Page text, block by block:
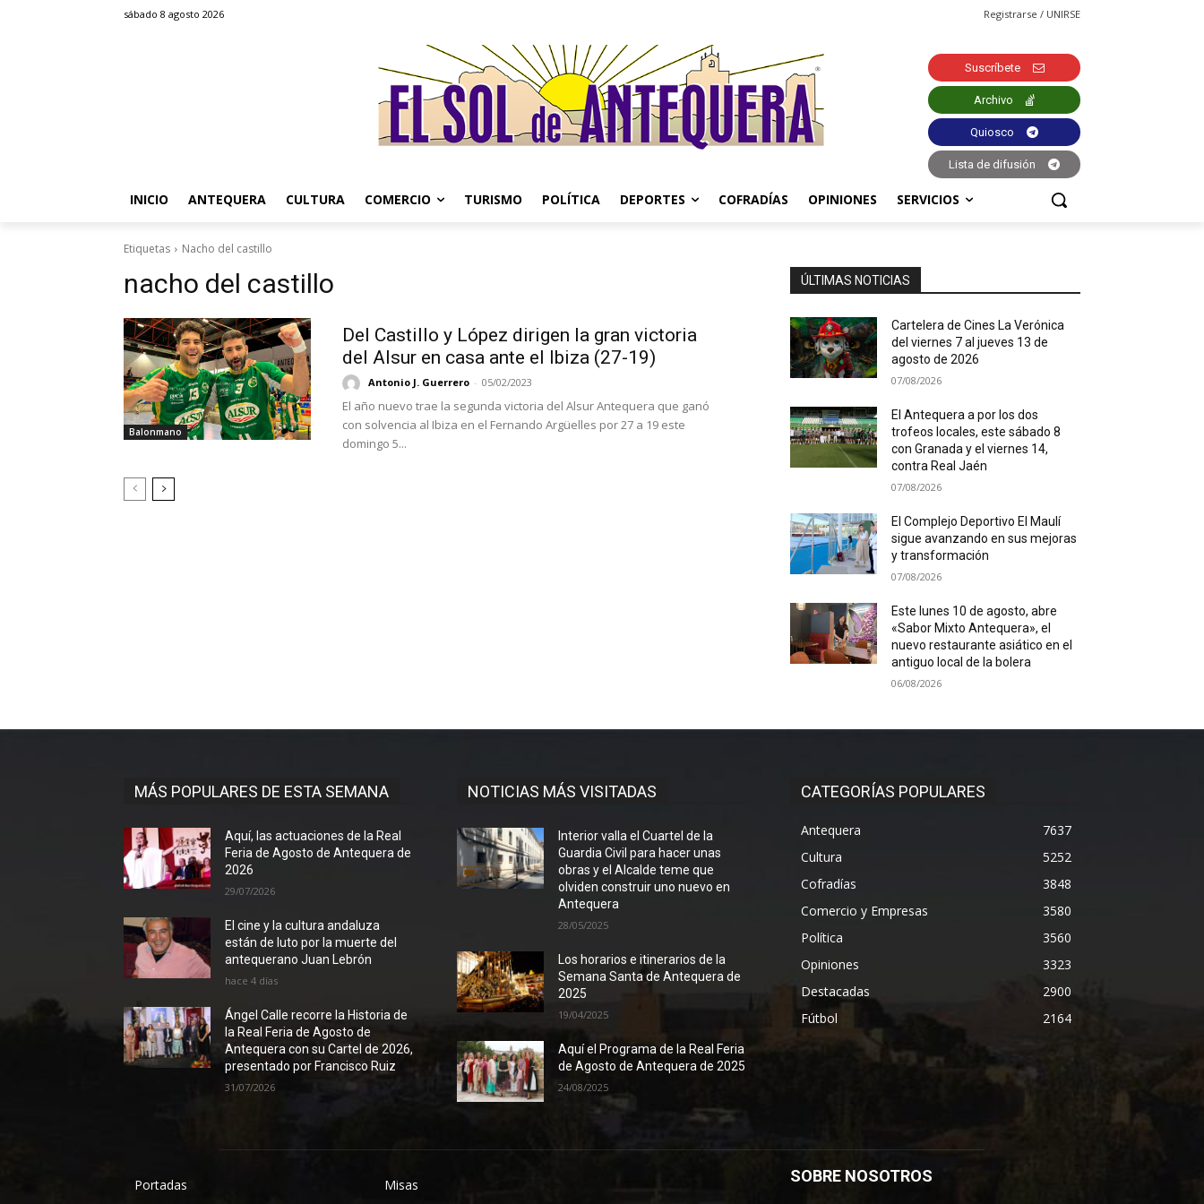
sábado 8 agosto 2026 Registrarse / UNIRSE
Suscríbete
Archivo
Quiosco
Lista de difusión
INICIO ANTEQUERA CULTURA COMERCIO TURISMO POLÍTICA DEPORTES COFRADÍAS OPINIONES SERVICIOS
Etiquetas Nacho del castillo
nacho del castillo
Balonmano
Del Castillo y López dirigen la gran victoria
del Alsur en casa ante el Ibiza (27-19)
Antonio J. Guerrero - 05/02/2023
El año nuevo trae la segunda victoria del Alsur Antequera que ganó
con solvencia al Ibiza en el Fernando Argüelles por 27 a 19 este
domingo 5...
ÚLTIMAS NOTICIAS
Cartelera de Cines La Verónica
del viernes 7 al jueves 13 de
agosto de 2026
07/08/2026
El Antequera a por los dos
trofeos locales, este sábado 8
con Granada y el viernes 14,
contra Real Jaén
07/08/2026
El Complejo Deportivo El Maulí
sigue avanzando en sus mejoras
y transformación
07/08/2026
Este lunes 10 de agosto, abre
«Sabor Mixto Antequera», el
nuevo restaurante asiático en el
antiguo local de la bolera
06/08/2026
MÁS POPULARES DE ESTA SEMANA
Aquí, las actuaciones de la Real
Feria de Agosto de Antequera de
2026
29/07/2026
El cine y la cultura andaluza
están de luto por la muerte del
antequerano Juan Lebrón
hace 4 días
Ángel Calle recorre la Historia de
la Real Feria de Agosto de
Antequera con su Cartel de 2026,
presentado por Francisco Ruiz
31/07/2026
NOTICIAS MÁS VISITADAS
Interior valla el Cuartel de la
Guardia Civil para hacer unas
obras y el Alcalde teme que
olviden construir uno nuevo en
Antequera
28/05/2025
Los horarios e itinerarios de la
Semana Santa de Antequera de
2025
19/04/2025
Aquí el Programa de la Real Feria
de Agosto de Antequera de 2025
24/08/2025
CATEGORÍAS POPULARES
Antequera
7637
Cultura
5252
Cofradías
3848
Comercio y Empresas
3580
Política
3560
Opiniones
3323
Destacadas
2900
Fútbol
2164
Portadas
Misas
SOBRE NOSOTROS